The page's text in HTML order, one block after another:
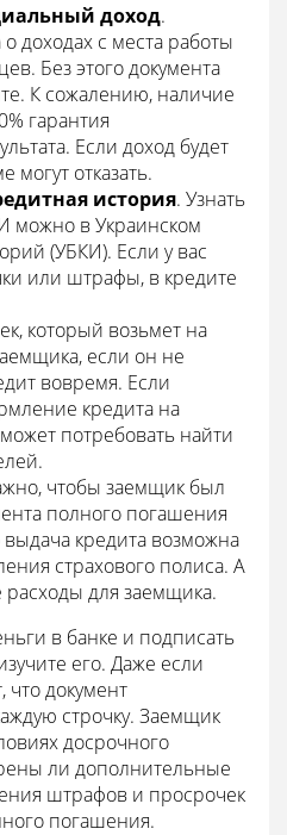
доход.
доходах с места работы
Без этого документа
К сожалению, наличие
гарантия
Если доход будет
могут отказать.
история. Узнать
можно в Украинском
(УБКИ). Если у вас
или штрафы, в кредите
который возьмет на
если он не
вовремя. Если
кредита на
потребовать найти
чтобы заемщик был
полного погашения
выдача кредита возможна
страхового полиса. А
для заемщика.
в банке и подписать
его. Даже если
что документ
строчку. Заемщик
досрочного
ли дополнительные
штрафов и просрочек
погашения.